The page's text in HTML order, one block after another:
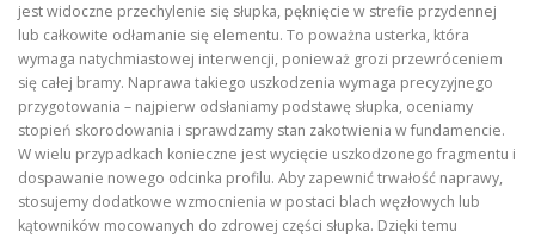
jest widoczne przechylenie się słupka, pęknięcie w strefie przydennej
lub całkowite odłamanie się elementu. To poważna usterka, która
wymaga natychmiastowej interwencji, ponieważ grozi przewróceniem
się całej bramy. Naprawa takiego uszkodzenia wymaga precyzyjnego
przygotowania – najpierw odsłaniamy podstawę słupka, oceniamy
stopień skorodowania i sprawdzamy stan zakotwienia w fundamencie.
W wielu przypadkach konieczne jest wycięcie uszkodzonego fragmentu i
dospawanie nowego odcinka profilu. Aby zapewnić trwałość naprawy,
stosujemy dodatkowe wzmocnienia w postaci blach węzłowych lub
kątowników mocowanych do zdrowej części słupka. Dzięki temu